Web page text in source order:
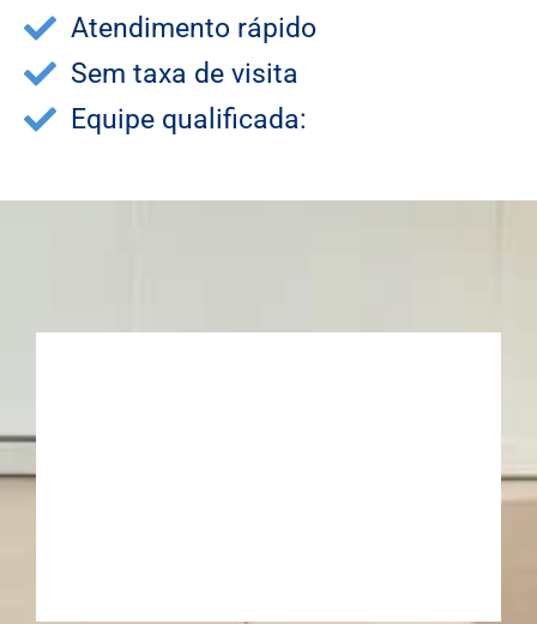
Atendimento rápido
Sem taxa de visita
Equipe qualificada: